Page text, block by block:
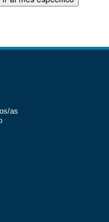
as